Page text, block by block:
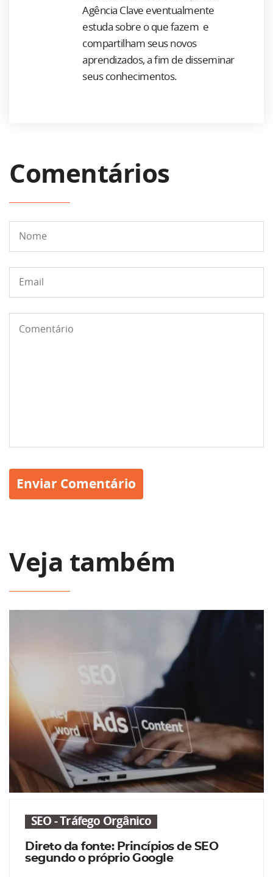
Agência Clave eventualmente
estuda sobre o que fazem e
compartilham seus novos
aprendizados, a fim de disseminar
seus conhecimentos.
Comentários
Veja também
SEO - Tráfego Orgânico
Direto da fonte: Princípios de SEO
segundo o próprio Google